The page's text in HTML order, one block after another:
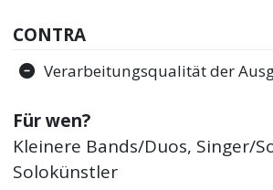
CONTRA
Verarbeitungsqualität der
Für wen?
Kleinere Bands/Duos, Singer/
Solokünstler